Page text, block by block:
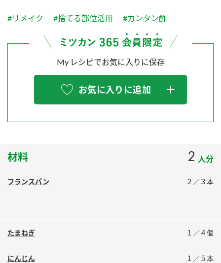
ふりかけ おすしの素
炊き込みご飯の素 米飯用調味液
鍋なび
PIN印
スペシャルサイト
お酢を知ろう！
ぽん酢サワー
ZENB initiative
MIM（ミツカンミュージアム）
各部門が大切にしていること
販売終了製品のご案内
よくあるご質問
地図から取り扱い店舗を探す
#リメイク #捨てる部位活用 #カンタン酢
My レシピでお気に入りに保存
お気に入りに追加
材料 2 人分
フランスパン ２／３本
たまねぎ １／４個
にんじん １／５本